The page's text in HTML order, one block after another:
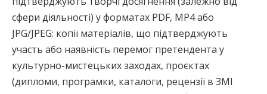
сфери діяльності) у форматах PDF, MP4 або
JPG/JPEG: копії матеріалів, що підтверджують
участь або наявність перемог претендента у
культурно-мистецьких заходах, проєктах
(дипломи, програмки, каталоги, рецензії в ЗМІ